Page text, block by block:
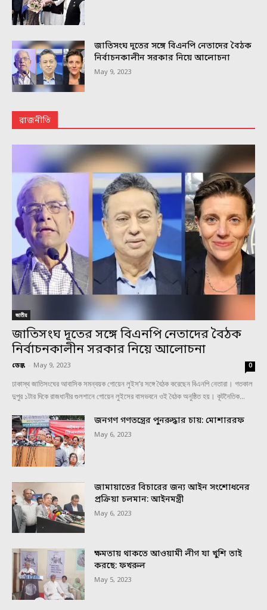
জাতিসংঘ দূতের সঙ্গে বিএনপি নেতাদের বৈঠক
নির্বাচনকালীন সরকার নিয়ে আলোচনা
May 9, 2023
রাজনীতি
জাতীয়
জাতিসংঘ দূতের সঙ্গে বিএনপি নেতাদের বৈঠক
নির্বাচনকালীন সরকার নিয়ে আলোচনা
ডেস্ক - May 9, 2023 0
ঢাকাস্থ জাতিসংঘের আবাসিক সমন্বয়ক গোয়েন লুইস’র সঙ্গে বৈঠক করেছেন বিএনপি নেতারা। গতকাল
দুপুর ১টার দিকে রাজধানীর গুলশানে গোয়েন লুইসের বাসভবনে ওই বৈঠক অনুষ্ঠিত হয়। কূটনৈতিক...
জনগণ গণতন্ত্রের পুনরুদ্ধার চায়: মোশাররফ
May 6, 2023
জামায়াতের বিচারের জন্য আইন সংশোধনের
প্রক্রিয়া চলমান: আইনমন্ত্রী
May 6, 2023
ক্ষমতায় থাকতে আওয়ামী লীগ যা খুশি তাই
করছে: ফখরুল
May 5, 2023